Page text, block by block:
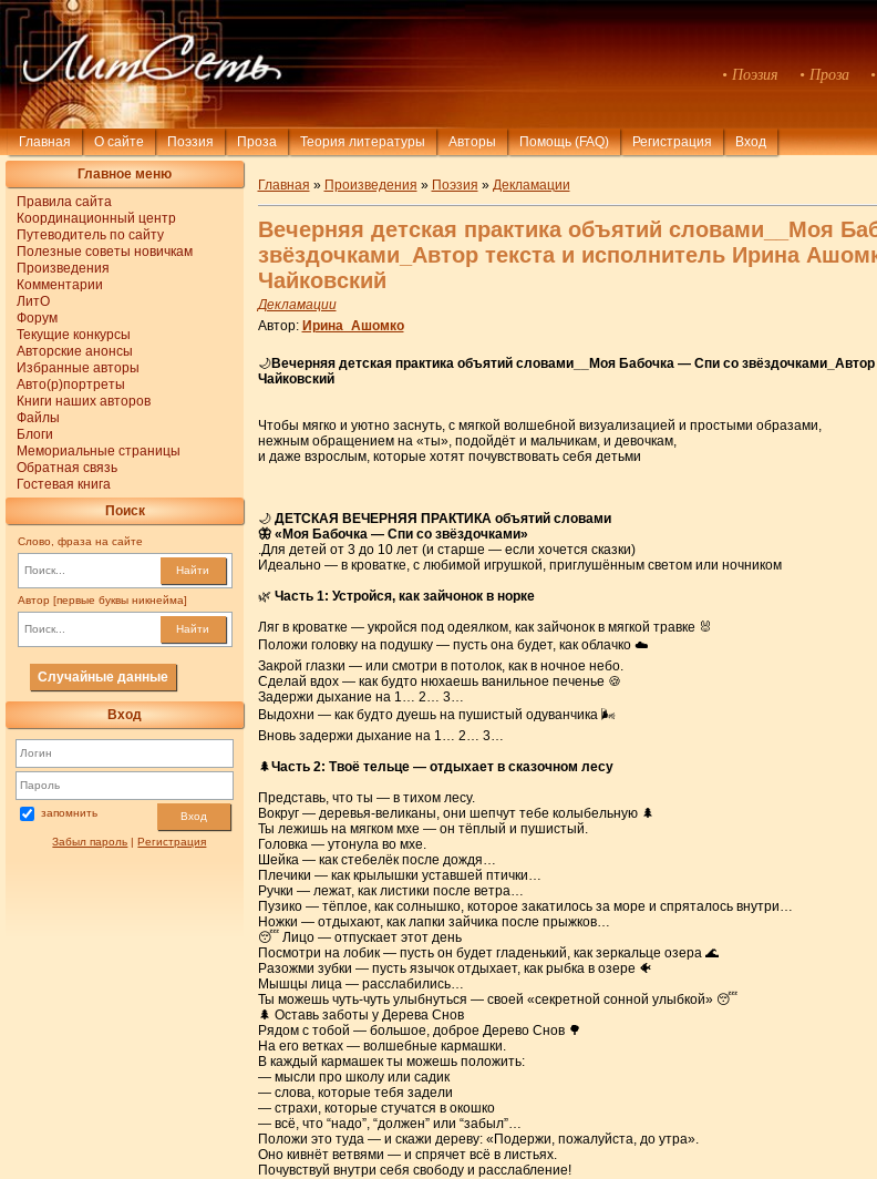
• Поэзия • Проза
Главная О сайте Поэзия Проза Теория литературы Авторы Помощь (FAQ) Регистрация Вход
Главное меню
Правила сайта
Координационный центр
Путеводитель по сайту
Полезные советы новичкам
Произведения
Комментарии
ЛитО
Форум
Текущие конкурсы
Авторские анонсы
Избранные авторы
Авто(р)портреты
Книги наших авторов
Файлы
Блоги
Мемориальные страницы
Обратная связь
Гостевая книга
Поиск
Слово, фраза на сайте
Найти
Автор [первые буквы никнейма]
Найти
Случайные данные
Вход
запомнить Вход
Забыл пароль |Регистрация
Главная » Произведения » Поэзия » Декламации
Вечерняя детская практика объятий словами__Моя
звёздочками_Автор текста и исполнитель Ирина
Чайковский
Декламации
Автор: Ирина_Ашомко
🌙Вечерняя детская практика объятий словами__Моя Бабочка — Спи со
Чайковский
Чтобы мягко и уютно заснуть, с мягкой волшебной визуализацией и простыми образами,
нежным обращением на «ты», подойдёт и мальчикам, и девочкам,
и даже взрослым, которые хотят почувствовать себя детьми
🌙 ДЕТСКАЯ ВЕЧЕРНЯЯ ПРАКТИКА объятий словами
🦋 «Моя Бабочка — Спи со звёздочками»
.Для детей от 3 до 10 лет (и старше — если хочется сказки)
Идеально — в кроватке, с любимой игрушкой, приглушённым светом или ночником
🌿 Часть 1: Устройся, как зайчонок в норке
Ляг в кроватке — укройся под одеялком, как зайчонок в мягкой травке 🐰
Положи головку на подушку — пусть она будет, как облачко ☁️
Закрой глазки — или смотри в потолок, как в ночное небо.
Сделай вдох — как будто нюхаешь ванильное печенье 🍪
Задержи дыхание на 1… 2… 3…
Выдохни — как будто дуешь на пушистый одуванчика 🌬️
Вновь задержи дыхание на 1… 2… 3…
🌲Часть 2: Твоё тельце — отдыхает в сказочном лесу
Представь, что ты — в тихом лесу.
Вокруг — деревья-великаны, они шепчут тебе колыбельную 🌲
Ты лежишь на мягком мхе — он тёплый и пушистый.
Головка — утонула во мхе.
Шейка — как стебелёк после дождя…
Плечики — как крылышки уставшей птички…
Ручки — лежат, как листики после ветра…
Пузико — тёплое, как солнышко, которое закатилось за море и спряталось внутри…
Ножки — отдыхают, как лапки зайчика после прыжков…
😴 Лицо — отпускает этот день
Посмотри на лобик — пусть он будет гладенький, как зеркальце озера 🌊
Разожми зубки — пусть язычок отдыхает, как рыбка в озере 🐠
Мышцы лица — расслабились…
Ты можешь чуть-чуть улыбнуться — своей «секретной сонной улыбкой» 😴
🌲 Оставь заботы у Дерева Снов
Рядом с тобой — большое, доброе Дерево Снов 🌳
На его ветках — волшебные кармашки.
В каждый кармашек ты можешь положить:
— мысли про школу или садик
— слова, которые тебя задели
— страхи, которые стучатся в окошко
— всё, что “надо”, “должен” или “забыл”…
Положи это туда — и скажи дереву: «Подержи, пожалуйста, до утра».
Оно кивнёт ветвями — и спрячет всё в листьях.
Почувствуй внутри себя свободу и расслабление!